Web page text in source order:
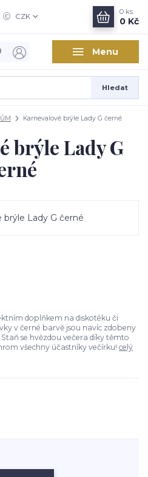
Menu
CZK
Hledat
0 ks
0 Kč
Karnevalové brýle Lady G černé
brýle Lady G
doplňkem na diskotéku či
v černé barvě jsou navíc zdobeny
se hvězdou večera díky těmto
všechny účastníky večírku! celý